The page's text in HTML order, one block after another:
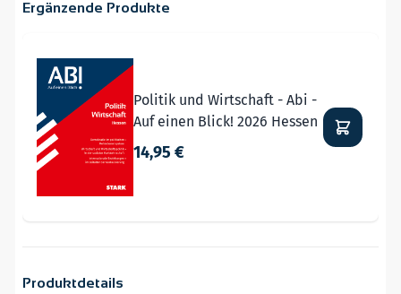
Ergänzende Produkte
Politik und Wirtschaft - Abi -
Auf einen Blick! 2026 Hessen
14,95 €
Produktdetails